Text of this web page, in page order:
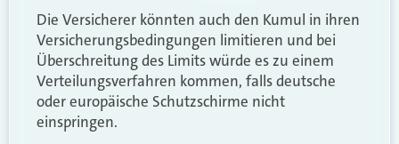
Die Versicherer könnten auch den Kumul in ihren
Versicherungsbedingungen limitieren und bei
Überschreitung des Limits würde es zu einem
Verteilungsverfahren kommen, falls deutsche
oder europäische Schutzschirme nicht
einspringen.